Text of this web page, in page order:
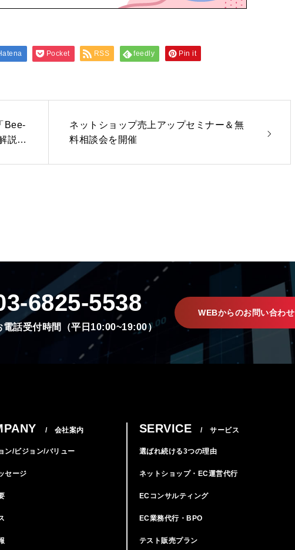
Pocket RSS feedly Pin it
Bee-
説い
ネットショップ売上アップセミナー＆無
料相談会を開催
6825-5538
電話受付時間（平日10:00~19:00）
WEBからのお問い合わせ
/ 会社案内
ン/ビジョン/バリュー
セージ
SERVICE / サービス
選ばれ続ける3つの理由
ネットショップ・EC運営代行
ECコンサルティング
EC業務代行・BPO
テスト販売プラン